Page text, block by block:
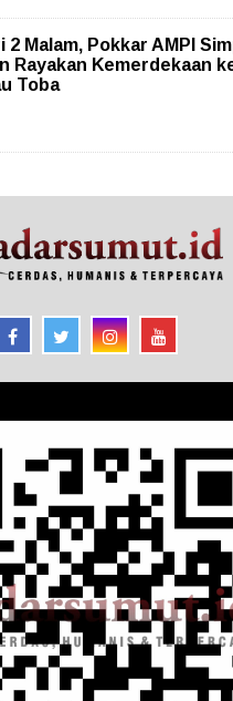
2 Malam, Pokkar AMPI
Rayakan Kemerdekaan
Toba